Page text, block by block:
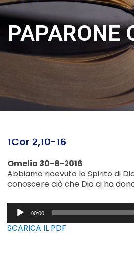
PAPARONE
1Cor 2,10-16
Omelia 30-8-2016
Abbiamo ricevuto lo Spirito di
conoscere ciò che Dio ci ha
Audio
Player00:00
SCARICA IL PDF